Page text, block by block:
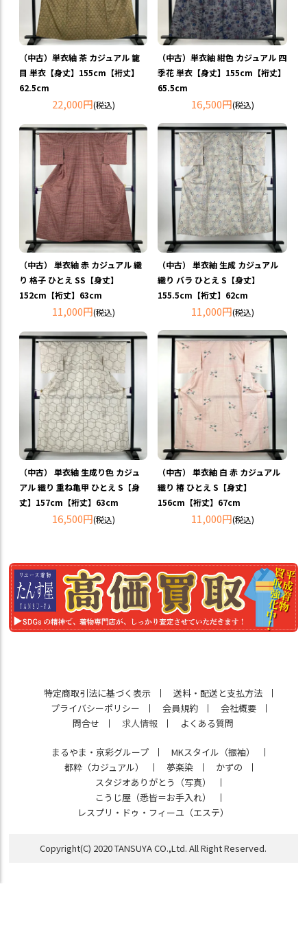
（中古）単衣紬 茶 カジュアル 籠
目 単衣【身丈】155cm【裄丈】
62.5cm
22,000円(税込)
（中古）単衣紬 紺色 カジュアル 四
季花 単衣【身丈】155cm【裄丈】
65.5cm
16,500円(税込)
（中古） 単衣紬 赤 カジュアル 織
り 格子 ひとえ SS【身丈】
152cm【裄丈】63cm
11,000円(税込)
（中古） 単衣紬 生成 カジュアル
織り バラ ひとえ S【身丈】
155.5cm【裄丈】62cm
11,000円(税込)
（中古） 単衣紬 生成り色 カジュ
アル 織り 重ね亀甲 ひとえ S【身
丈】157cm【裄丈】63cm
16,500円(税込)
（中古） 単衣紬 白 赤 カジュアル
織り 椿 ひとえ S【身丈】
156cm【裄丈】67cm
11,000円(税込)
特定商取引法に基づく表示
送料・配送と支払方法
プライバシーポリシー
会員規約
会社概要
問合せ
求人情報 よくある質問
まるやま・京彩グループ
MKスタイル（振袖）
都粋（カジュアル）
夢楽染
かずの
スタジオありがとう（写真）
こうじ屋（悉皆＝お手入れ）
レスプリ・ドゥ・フィーユ（エステ）
Copyright(C) 2020 TANSUYA CO.,Ltd. All Right Reserved.